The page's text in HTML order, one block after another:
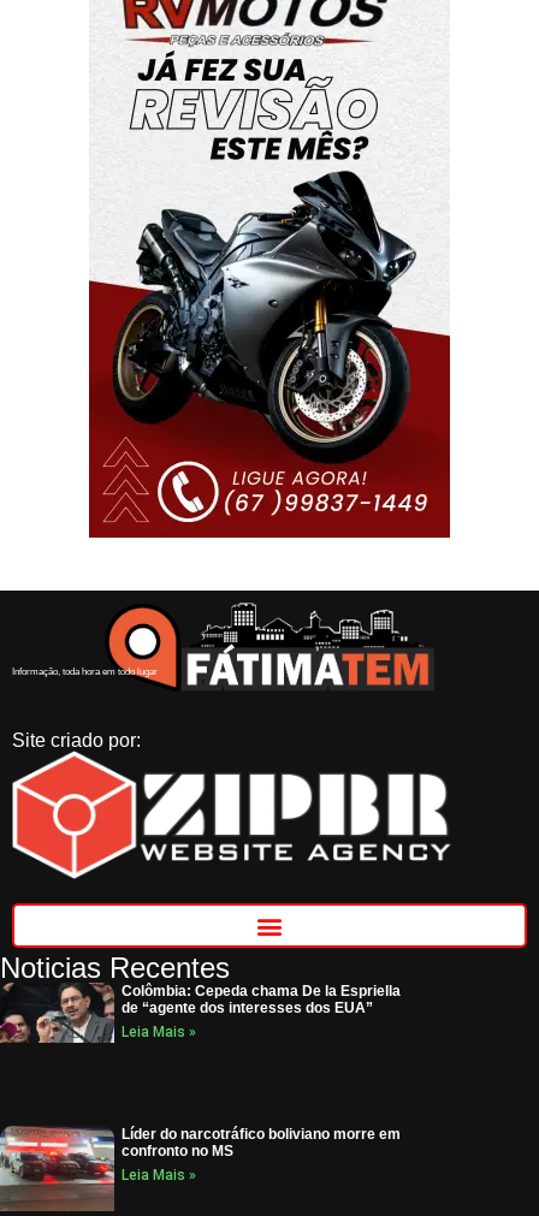
Informação, toda hora em todo lugar
Site criado por:
Noticias Recentes
Colômbia: Cepeda chama De la Espriella
de “agente dos interesses dos EUA”
Leia Mais »
Líder do narcotráfico boliviano morre em
confronto no MS
Leia Mais »